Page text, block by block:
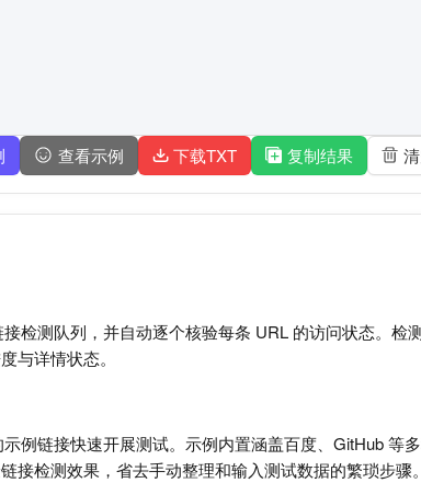
查看示例 下载TXT 复制结果
检测队列，并自动逐个核验每条 URL 的访问状态。检
与详情状态。
例链接快速开展测试。示例内置涵盖百度、GitHub 等
检测效果，省去手动整理和输入测试数据的繁琐步骤。